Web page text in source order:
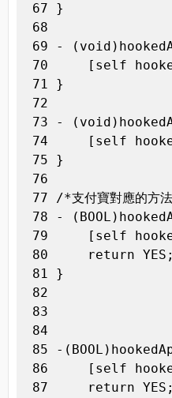
67 }
68
69 -
70     [self
71 }
72
73 -
74     [self
75 }
76
77 /*支付寶對應的方
78 -
79     [self
80     return YES;
81 }
82
83
84
85 -
86     [self
87     return YES;